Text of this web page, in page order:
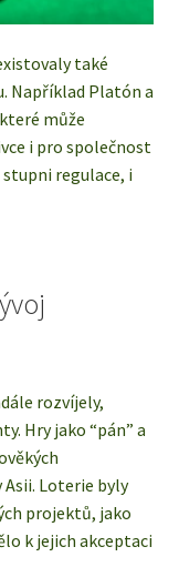
také
Například Platón a
může
i pro společnost
regulace, i
rozvíjely,
Hry jako “pán” a
Asii. Loterie byly
projektů, jako
k jejich akceptaci